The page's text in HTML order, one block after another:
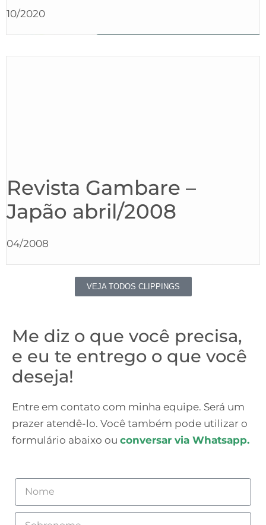
10/2020
Revista Gambare –
Japão abril/2008
04/2008
VEJA TODOS CLIPPINGS
Me diz o que você precisa,
e eu te entrego o que você
deseja!
Entre em contato com minha equipe. Será um
prazer atendê-lo. Você também pode utilizar o
formulário abaixo ou conversar via Whatsapp.
Nome
Sobrenome